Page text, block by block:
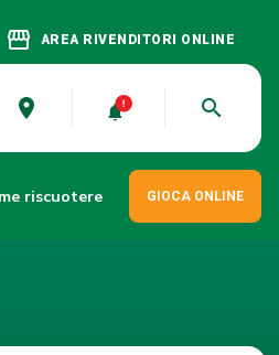
storefront AREA RIVENDITORI ONLINE
place search
riscuotere GIOCA ONLINE